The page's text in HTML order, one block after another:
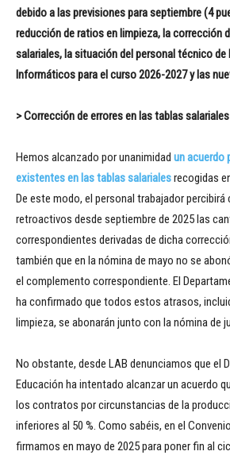
debido a las previsiones para septiembre (4
reducción de ratios en limpieza, la corrección
salariales, la situación del personal técnico de
Informáticos para el curso 2026-2027 y las
> Corrección de errores en las tablas salariales
Hemos alcanzado por unanimidad un acuerdo
existentes en las tablas salarialesrecogidas
De este modo, el personal trabajador
retroactivos desde septiembre de 2025 las
correspondientes derivadas de dicha
también que en la nómina de mayo no se
el complemento correspondiente. El
ha confirmado que todos estos atrasos,
limpieza, se abonarán junto con la nómina de
No obstante, desde LAB denunciamos que el
Educación ha intentado alcanzar un acuerdo
los contratos por circunstancias de la
inferiores al 50 %. Como sabéis, en el
firmamos en mayo de 2025 para poner fin al